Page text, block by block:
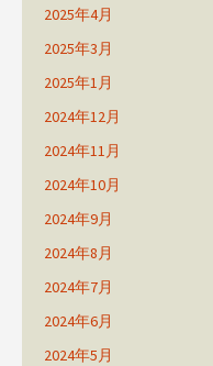
2025年4月
2025年3月
2025年1月
2024年12月
2024年11月
2024年10月
2024年9月
2024年8月
2024年7月
2024年6月
2024年5月